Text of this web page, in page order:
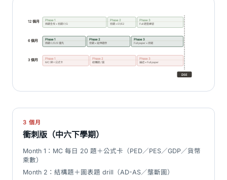
12 個月 Phase 1
微觀全攻 + 宏觀 F/G
Phase 2
宏觀 + E1/E2
Phase 3
Full 題型練習
6 個月 Phase 1
微觀 C/D/E 優先
Phase 2
宏觀 + 延伸選修
Phase 3
Full paper + 改錯
3 個月 Phase 1
MC 掃＋公式卡
Phase 2
結構題 / 圖
Phase 3
論述 + Full paper
DSE
3 個月
衝刺版（中六下學期）
Month 1：MC 每日 20 題＋公式卡（PED／PES／GDP／貨幣
乘數）
Month 2：結構題＋圖表題 drill（AD-AS／壟斷圖）